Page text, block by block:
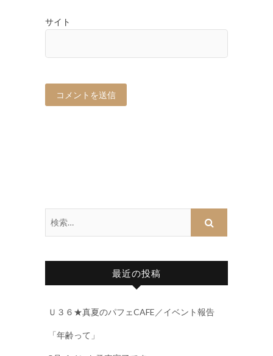
サイト
最近の投稿
Ｕ３６★真夏のパフェCAFE／イベント報告
「年齢って」